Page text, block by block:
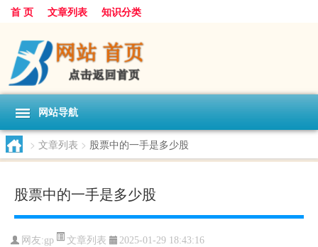
首 页 文章列表 知识分类
网站导航
> 文章列表 > 股票中的一手是多少股
股票中的一手是多少股
网友:gp 文章列表 2025-01-29 18:43:16